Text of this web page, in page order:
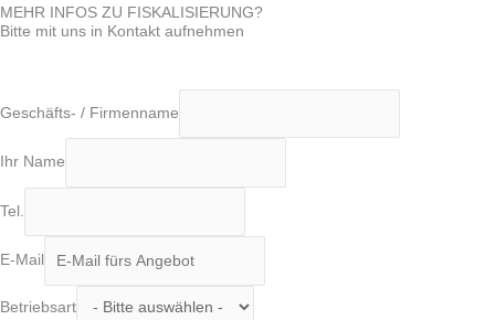
MEHR INFOS ZU FISKALISIERUNG?
Bitte mit uns in Kontakt aufnehmen
Geschäfts- / Firmenname
Ihr Name
Tel.
E-Mail
Betriebsart